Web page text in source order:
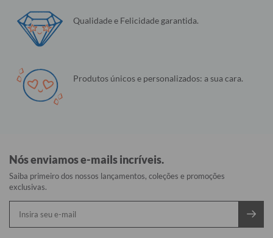
Qualidade e Felicidade garantida.
Produtos únicos e personalizados: a sua cara.
Nós enviamos e-mails incríveis.
Saiba primeiro dos nossos lançamentos, coleções e promoções
exclusivas.